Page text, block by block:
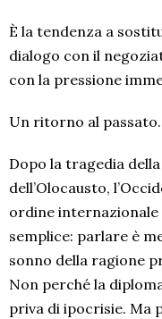
È la tendenza a
dialogo con il
con la pressione
Un ritorno al passato.
Dopo la tragedia
dell’Olocausto,
ordine
semplice: parlare è
sonno della ragione
Non perché la
priva di ipocrisie. Ma